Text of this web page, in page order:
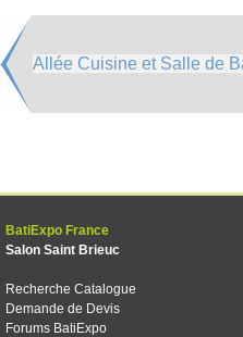
Allée Cuisine et Salle de
BatiExpo France
Salon Saint Brieuc
Recherche Catalogue
Demande de Devis
Forums BatiExpo